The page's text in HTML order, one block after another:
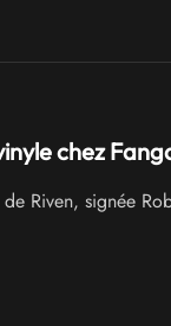
chez
Riven, signée